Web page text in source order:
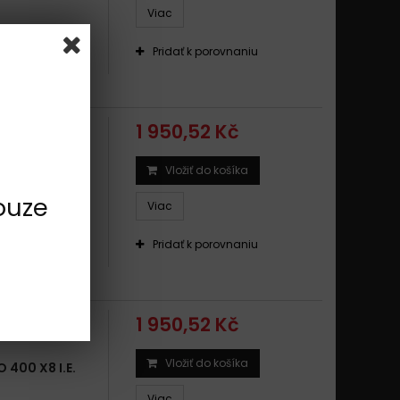
(mm)
Viac
Pridať k porovnaniu
400
(mm)
1 950,52 Kč
Vložiť do košíka
Viac
Pridať k porovnaniu
400 X8 I.E.
1 950,52 Kč
Vložiť do košíka